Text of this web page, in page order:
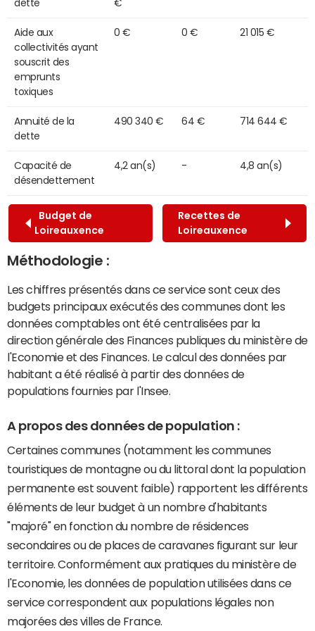
dette €
Aide aux
collectivités ayant
souscrit des
emprunts
toxiques
0 € 0 € 21 015 €
Annuité de la
dette
490 340 € 64 € 714 644 €
Capacité de
désendettement
4,2 an(s) - 4,8 an(s)
Budget de
Loireauxence
Recettes de
Loireauxence
Méthodologie :
Les chiffres présentés dans ce service sont ceux des
budgets principaux exécutés des communes dont les
données comptables ont été centralisées par la
direction générale des Finances publiques du ministère de
l'Economie et des Finances. Le calcul des données par
habitant a été réalisé à partir des données de
populations fournies par l'Insee.
A propos des données de population :
Certaines communes (notamment les communes
touristiques de montagne ou du littoral dont la population
permanente est souvent faible) rapportent les différents
éléments de leur budget à un nombre d'habitants
"majoré" en fonction du nombre de résidences
secondaires ou de places de caravanes figurant sur leur
territoire. Conformément aux pratiques du ministère de
l'Economie, les données de population utilisées dans ce
service correspondent aux populations légales non
majorées des villes de France.